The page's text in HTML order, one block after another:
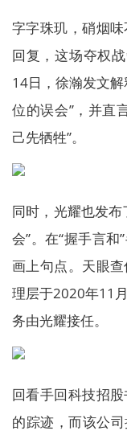
字字珠玑，硝烟
回复，这场夺权
14日，徐瀚发文
位的误会”，并直
己先牺牲”。
同时，光耀也发
会”。在“握手言
画上句点。天眼
理层于2020年11
务由光耀接任。
回看手回科技招
的踪迹，而该公